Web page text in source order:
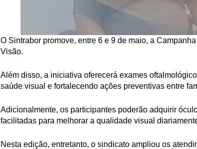
O Sintrabor promove, entre 6 e 9 de maio, a
Visão.
Além disso, a iniciativa oferecerá exames
saúde visual e fortalecendo ações preventivas entre
Adicionalmente, os participantes poderão adquirir
facilitadas para melhorar a qualidade visual
Nesta edição, entretanto, o sindicato ampliou os